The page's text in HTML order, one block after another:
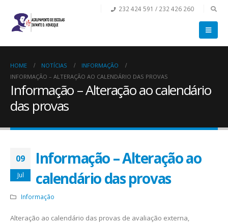
232 424 591 / 232 426 260
HOME NOTÍCIAS
INFORMAÇÃO
INFORMAÇÃO – ALTERAÇÃO AO CALENDÁRIO DAS PROVAS
Informação – Alteração ao calendário
das provas
09
Jul
Informação – Alteração ao
calendário das provas
Informação
Alteração ao calendário das provas de avaliação externa,